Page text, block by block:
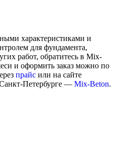
характеристиками и
для фундамента,
работ, обратитесь в Mix-
и оформить заказ можно по
прайс или на сайте
Петербурге — Mix-Beton.